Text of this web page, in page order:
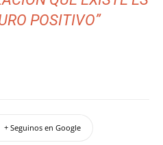
POSITIVO”
+ Seguinos en Google